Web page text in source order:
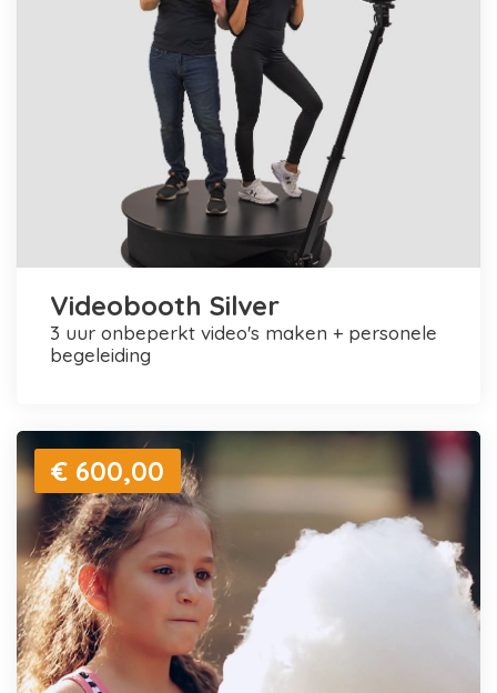
Videobooth Silver
3 uur onbeperkt video's maken + personele
begeleiding
€ 600,00